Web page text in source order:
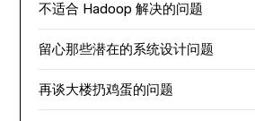
不适合 Hadoop 解决的问题
留心那些潜在的系统设计问题
再谈大楼扔鸡蛋的问题